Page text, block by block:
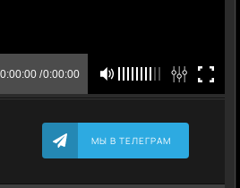
МЫ В ТЕЛЕГРАМ